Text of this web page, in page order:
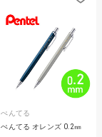
ぺんてる
ぺんてる オレンズ 0.2㎜